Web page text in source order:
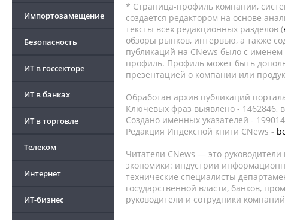
Импортозамещение
Безопасность
ИТ в госсекторе
ИТ в банках
ИТ в торговле
Телеком
Интернет
ИТ-бизнес
* Страница-профиль компании,
создается редактором на основе
тексты всех редакционных разделов (
обзоры рынков, интервью, а также
публикаций на CNews было с
профиль. Профиль может быть
презентацией о компании или
Обработан архив публикаций
Ключевых фраз выявлено - 1462846,
Создано именных указателей -
Редакция Индексной книги CNews -
Читатели CNews — это
экономики: индустрии
технические специалисты
государственной власти, банков,
руководители и сотрудники